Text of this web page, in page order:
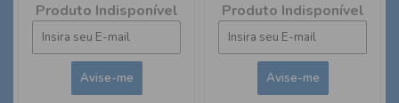
Produto Indisponível Produto Indisponível